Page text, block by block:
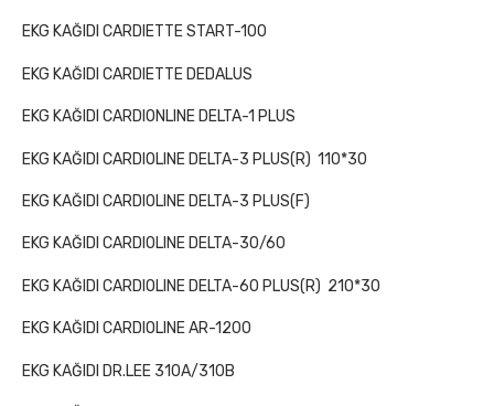
EKG KAĞIDI CARDIETTE START-100
EKG KAĞIDI CARDIETTE DEDALUS
EKG KAĞIDI CARDIONLINE DELTA-1 PLUS
EKG KAĞIDI CARDIOLINE DELTA-3 PLUS(R) 110*30
EKG KAĞIDI CARDIOLINE DELTA-3 PLUS(F)
EKG KAĞIDI CARDIOLINE DELTA-30/60
EKG KAĞIDI CARDIOLINE DELTA-60 PLUS(R) 210*30
EKG KAĞIDI CARDIOLINE AR-1200
EKG KAĞIDI DR.LEE 310A/310B